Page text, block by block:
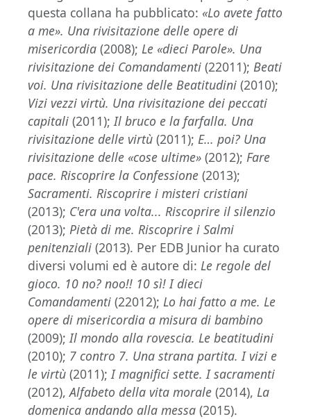
questa collana ha pubblicato: «Lo avete fatto
a me». Una rivisitazione delle opere di
misericordia (2008); Le «dieci Parole». Una
rivisitazione dei Comandamenti (22011); Beati
voi. Una rivisitazione delle Beatitudini (2010);
Vizi vezzi virtù. Una rivisitazione dei peccati
capitali (2011);Il bruco e la farfalla. Una
rivisitazione delle virtù (2011); E… poi? Una
rivisitazione delle «cose ultime» (2012); Fare
pace. Riscoprire la Confessione (2013);
Sacramenti. Riscoprire i misteri cristiani
(2013); C'era una volta... Riscoprire il silenzio
(2013); Pietà di me. Riscoprire i Salmi
penitenziali (2013). Per EDB Junior ha curato
diversi volumi ed è autore di: Le regole del
gioco. 10 no? noo!! 10 sì! I dieci
Comandamenti (22012); Lo hai fatto a me. Le
opere di misericordia a misura di bambino
(2009);Il mondo alla rovescia. Le beatitudini
(2010); 7 contro 7. Una strana partita. I vizi e
le virtù (2011);I magnifici sette. I sacramenti
(2012),Alfabeto della vita morale (2014), La
domenica andando alla messa (2015).